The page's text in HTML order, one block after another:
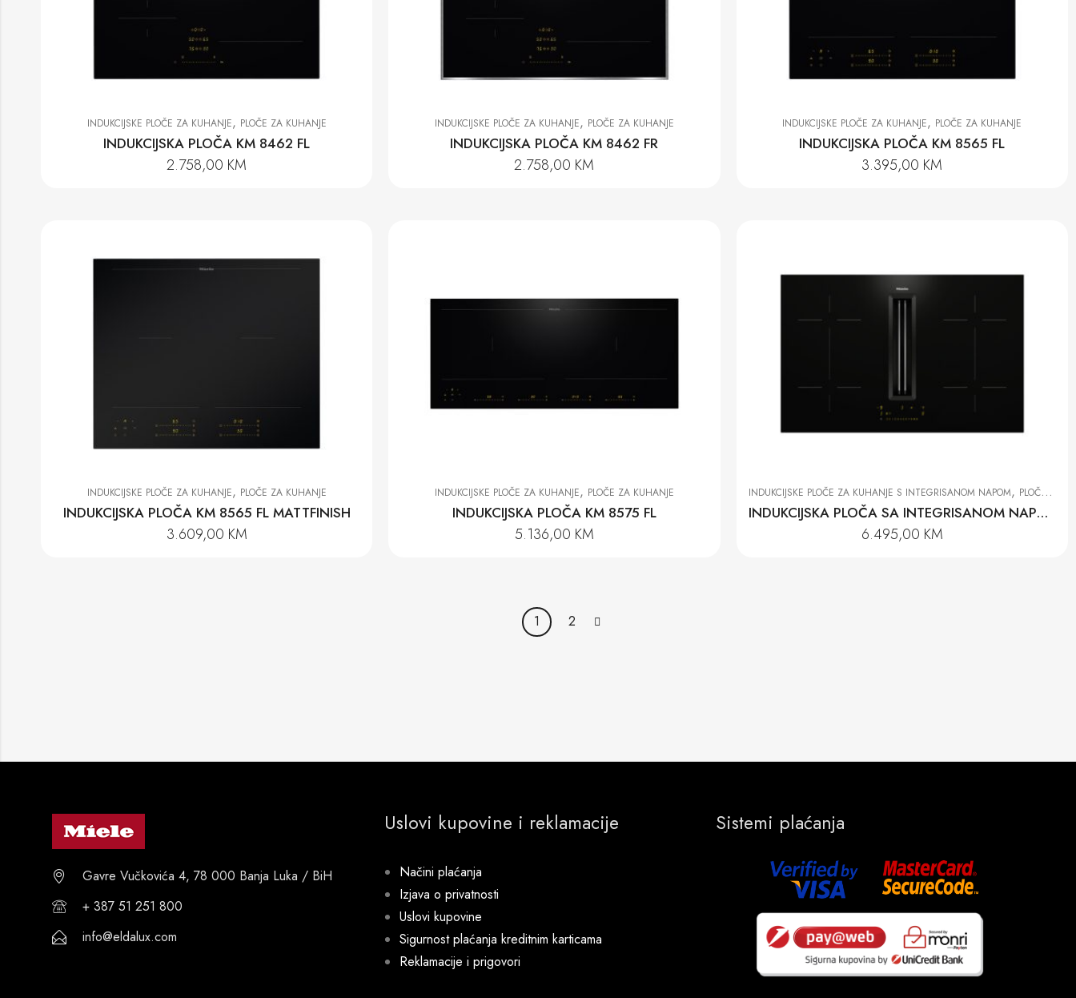
INDUKCIJSKE PLOČE ZA KUHANJE, PLOČE ZA KUHANJE
INDUKCIJSKA PLOČA KM 8462 FL
2.758,00 KM
INDUKCIJSKE PLOČE ZA KUHANJE, PLOČE ZA KUHANJE
INDUKCIJSKA PLOČA KM 8462 FR
2.758,00 KM
INDUKCIJSKE PLOČE ZA KUHANJE, PLOČE ZA KUHANJE
INDUKCIJSKA PLOČA KM 8565 FL
3.395,00 KM
INDUKCIJSKE PLOČE ZA KUHANJE, PLOČE ZA KUHANJE
INDUKCIJSKA PLOČA KM 8565 FL MATTFINISH
3.609,00 KM
INDUKCIJSKE PLOČE ZA KUHANJE, PLOČE ZA KUHANJE
INDUKCIJSKA PLOČA KM 8575 FL
5.136,00 KM
INDUKCIJSKE PLOČE ZA KUHANJE S INTEGRISANOM NAPOM, PLOČE ZA KUHANJE
INDUKCIJSKA PLOČA SA INTEGRISANOM NAPOM KMDA 7473 FL-A SILENCE
6.495,00 KM
1 2
Gavre Vučkovića 4, 78 000 Banja Luka / BiH
+ 387 51 251 800
info@eldalux.com
Uslovi kupovine i reklamacije
Načini plaćanja
Izjava o privatnosti
Uslovi kupovine
Sigurnost plaćanja kreditnim karticama
Reklamacije i prigovori
Sistemi plaćanja